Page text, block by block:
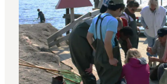
Oplevelser og aktiviteter
Planlæg din tur
Byer og steder
Guides
Det sker